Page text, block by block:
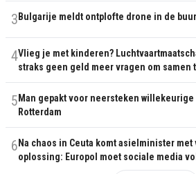
3 Bulgarije meldt ontplofte drone in de
4Vlieg je met kinderen?
straks geen geld meer vragen om samen
5 Man gepakt voor neersteken
Rotterdam
6 Na chaos in Ceuta komt asielminister
oplossing: Europol moet sociale media